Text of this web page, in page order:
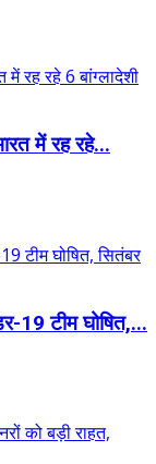
में रह रहे...
19 टीम घोषित,...